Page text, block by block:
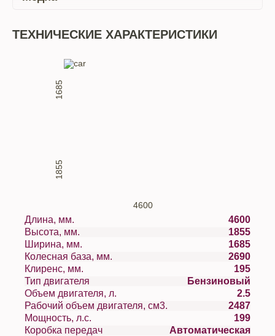
ТЕХНИЧЕСКИЕ ХАРАКТЕРИСТИКИ
4600
1855
1685
Длина, мм.
4600
Высота, мм.
1855
Ширина, мм.
1685
Колесная база, мм.
2690
Клиренс, мм.
195
Тип двигателя
Бензиновый
Объем двигателя, л.
2.5
Рабочий объем двигателя, см3.
2487
Мощность, л.с.
199
Коробка передач
Автоматическая